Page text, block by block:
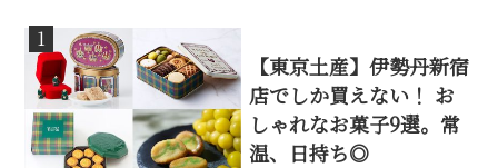
1
【東京土産】伊勢丹新宿
店でしか買えない！ お
しゃれなお菓子9選。常
温、日持ち◎